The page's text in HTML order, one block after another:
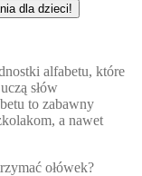
dla dzieci!
alfabetu, które
słów
to zabawny
a nawet
ołówek?